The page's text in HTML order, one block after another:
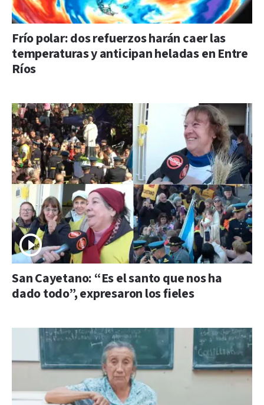
Frío polar: dos refuerzos harán caer las
temperaturas y anticipan heladas en Entre
Ríos
San Cayetano: “Es el santo que nos ha
dado todo”, expresaron los fieles